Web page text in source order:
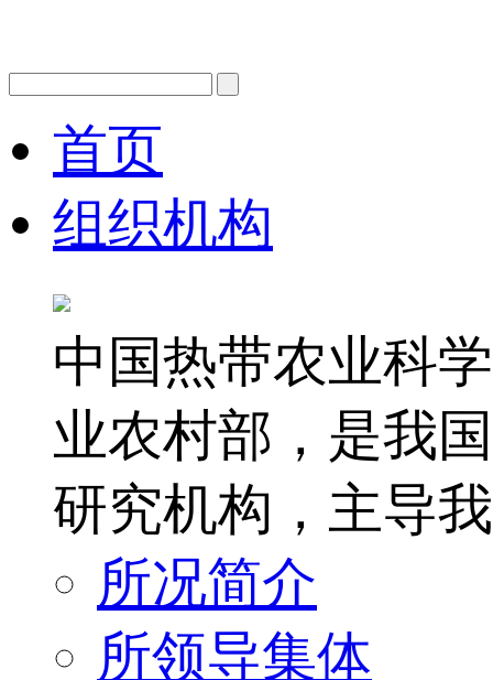
首页
组织机构
中国热带农业科
业农村部，是我
研究机构，主导
所况简介
所领导集体